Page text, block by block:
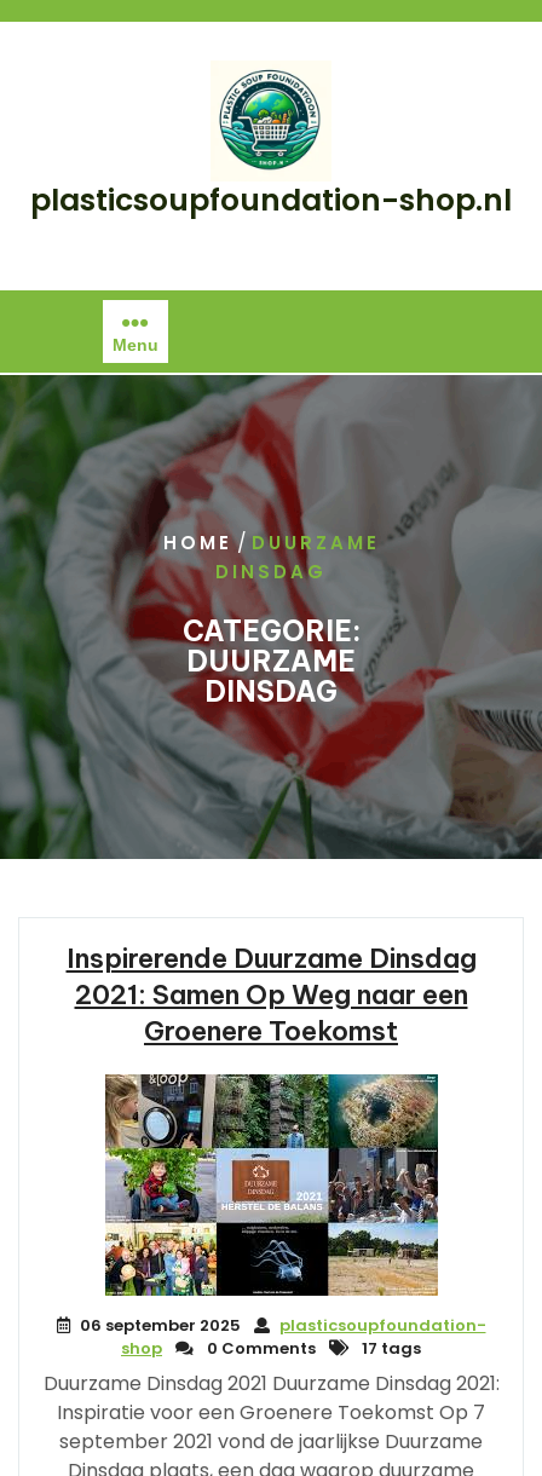
plasticsoupfoundation-shop.nl
Menu
HOME/ DUURZAME
DINSDAG
CATEGORIE:
DUURZAME
DINSDAG
Inspirerende Duurzame Dinsdag
2021: Samen Op Weg naar een
Groenere Toekomst
06 september 2025
plasticsoupfoundation-
shop
0 Comments 17 tags
Duurzame Dinsdag 2021 Duurzame Dinsdag 2021:
Inspiratie voor een Groenere Toekomst Op 7
september 2021 vond de jaarlijkse Duurzame